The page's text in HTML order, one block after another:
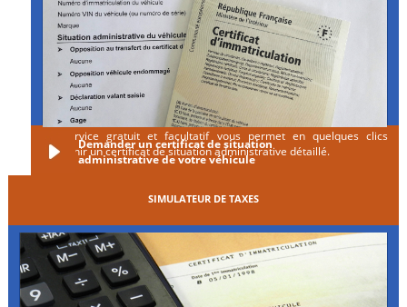
Ce service gratuit et facultatif vous permet en quelques clics
d'obtenir un certificat de situation administrative détaillé.
Demander un certificat de situation
administrative de votre véhicule
SIMULATEUR DE TAXES